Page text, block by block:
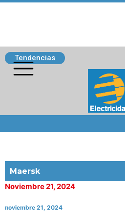
Tendencias
Maersk
Noviembre 21, 2024
noviembre 21, 2024